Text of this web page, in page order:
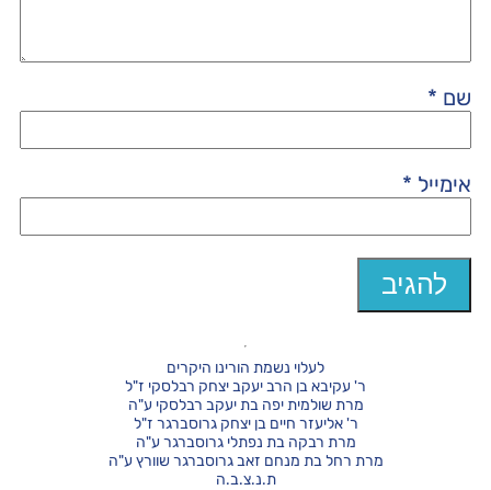
שם *
אימייל *
לעלוי נשמת הורינו היקרים
ר' עקיבא בן הרב יעקב יצחק רבלסקי ז"ל
מרת שולמית יפה בת יעקב רבלסקי ע"ה
ר' אליעזר חיים בן יצחק גרוסברגר ז"ל
מרת רבקה בת נפתלי גרוסברגר ע"ה
מרת רחל בת מנחם זאב גרוסברגר שוורץ ע"ה
ת.נ.צ.ב.ה